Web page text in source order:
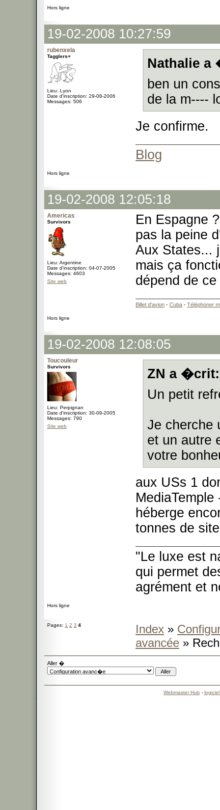
Hors ligne
19-02-2008 10:27:59
rubenxela
Tagglers+
Lieu: Lyon
Date d'inscription: 29-08-2006
Messages: 506
Nathalie a
ben un
de la m----
Je confirme.
Blog
Hors ligne
19-02-2008 12:05:18
Americas
Survivors
Lieu: Argentine
Date d'inscription: 04-07-2005
Messages: 4603
Site web
En Espagne
pas la peine
Aux States...
mais ça
dépend de
Billet d'avion - Cuba - Téléphoner
Hors ligne
19-02-2008 12:08:05
Toucouleur
Survivors
Lieu: Perpignan
Date d'inscription: 30-09-2005
Messages: 790
Site web
ZN a �crit:
Un petit
Je cherche
et un autre
votre
aux USs 1
héberge
tonnes de
"Le luxe est
qui permet
agrément et
Hors ligne
Pages: 1 2 3 4 Index »
avancée »
Aller �
Webmaster Hub -